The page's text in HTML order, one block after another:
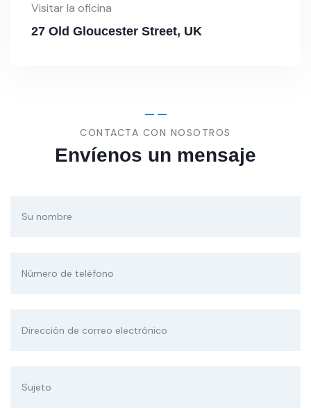
Visitar la oficina
27 Old Gloucester Street, UK
CONTACTA CON NOSOTROS
Envíenos un mensaje